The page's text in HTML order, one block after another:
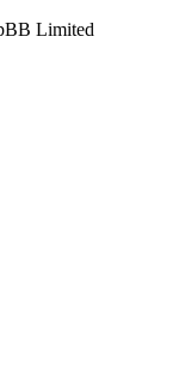
Limited